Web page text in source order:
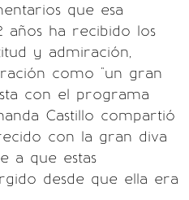
que esa
años ha recibido los
y admiración,
como "un gran
con el programa
Castillo compartió
con la gran diva
a que estas
desde que ella era